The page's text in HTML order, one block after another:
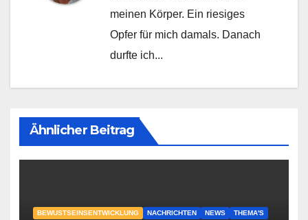
meinen Körper. Ein riesiges
Opfer für mich damals. Danach
durfte ich...
Ähnlicher Beitrag
BEWUSTSEINSENTWICKLUNG NACHRICHTEN NEWS THEMA'S